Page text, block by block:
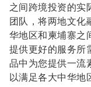
之间跨境投资的实
团队，将两地文化
华地区和柬埔寨之
提供更好的服务所
品中为您提供一流
以满足各大中华地